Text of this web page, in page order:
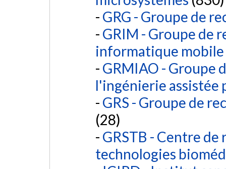
GRG - Groupe de
GRIM - Groupe de
informatique mobile
GRMIAO - Groupe
l'ingénierie assistée
GRS - Groupe de
(28)
GRSTB - Centre
technologies